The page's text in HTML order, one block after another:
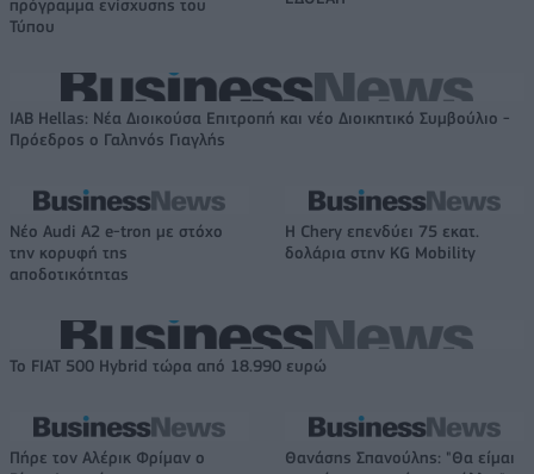
πρόγραμμα ενίσχυσης του
Τύπου
IAB Hellas: Νέα Διοικούσα Επιτροπή και νέο Διοικητικό Συμβούλιο -
Πρόεδρος ο Γαληνός Γιαγλής
Νέο Audi A2 e-tron με στόχο
την κορυφή της
αποδοτικότητας
Η Chery επενδύει 75 εκατ.
δολάρια στην KG Mobility
Το FIAT 500 Hybrid τώρα από 18.990 ευρώ
Πήρε τον Αλέρικ Φρίμαν ο
Θανάσης Σπανούλης: "Θα είμαι